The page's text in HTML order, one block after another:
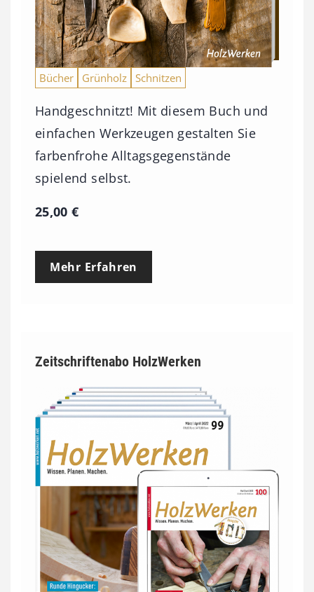
Bücher Grünholz Schnitzen
Handgeschnitzt! Mit diesem Buch und
einfachen Werkzeugen gestalten Sie
farbenfrohe Alltagsgegenstände
spielend selbst.
25,00€
Mehr Erfahren
Zeitschriftenabo HolzWerken